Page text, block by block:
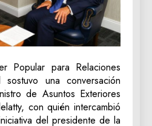
Popular para Relaciones
una conversación
de Asuntos Exteriores
con quién intercambió
del presidente de la